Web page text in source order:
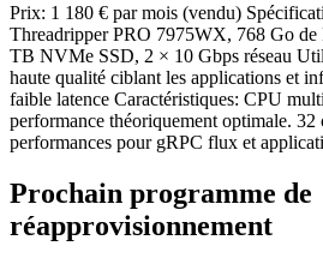
Prix: 1 180 € par mois (vendu)
Threadripper PRO 7975WX, 768 Go
TB NVMe SSD, 2 × 10 Gbps réseau
haute qualité ciblant les applications et
faible latence Caractéristiques: CPU
performance théoriquement optimale.
performances pour gRPC flux et
Prochain programme de
réapprovisionnement